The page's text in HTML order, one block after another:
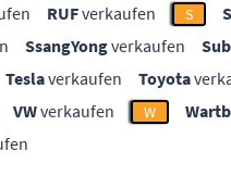
RUFverkaufen S
SsangYongverkaufen
Teslaverkaufen Toyota
VWverkaufen W